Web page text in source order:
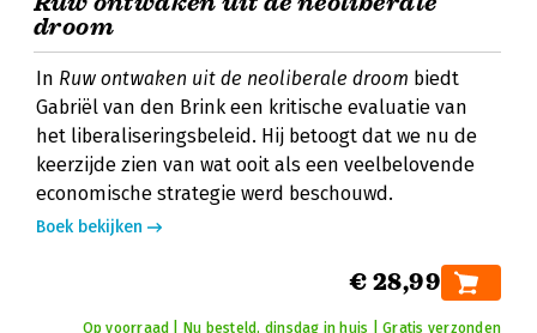
droom
In Ruw ontwaken uit de neoliberale droom biedt
Gabriël van den Brink een kritische evaluatie van
het liberaliseringsbeleid. Hij betoogt dat we nu de
keerzijde zien van wat ooit als een veelbelovende
economische strategie werd beschouwd.
Boek bekijken
€ 28,99
Op voorraad | Nu besteld, dinsdag in huis | Gratis verzonden